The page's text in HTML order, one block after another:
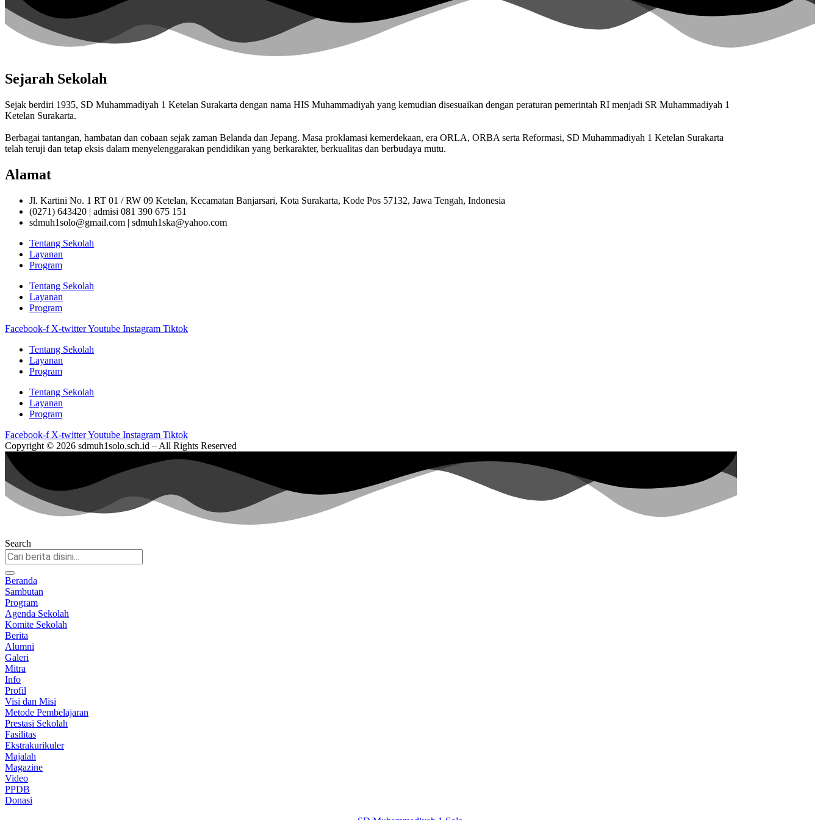
Sejarah Sekolah
Sejak berdiri 1935, SD Muhammadiyah 1 Ketelan Surakarta dengan nama HIS Muhammadiyah yang kemudian disesuaikan dengan peraturan pemerintah RI menjadi SR Muhammadiyah 1
Ketelan Surakarta.
Berbagai tantangan, hambatan dan cobaan sejak zaman Belanda dan Jepang. Masa proklamasi kemerdekaan, era ORLA, ORBA serta Reformasi, SD Muhammadiyah 1 Ketelan Surakarta
telah teruji dan tetap eksis dalam menyelenggarakan pendidikan yang berkarakter, berkualitas dan berbudaya mutu.
Alamat
Jl. Kartini No. 1 RT 01 / RW 09 Ketelan, Kecamatan Banjarsari, Kota Surakarta, Kode Pos 57132, Jawa Tengah, Indonesia
(0271) 643420 | admisi 081 390 675 151
sdmuh1solo@gmail.com | sdmuh1ska@yahoo.com
Tentang Sekolah
Layanan
Program
Tentang Sekolah
Layanan
Program
Facebook-f X-twitterYoutube Instagram Tiktok
Tentang Sekolah
Layanan
Program
Tentang Sekolah
Layanan
Program
Facebook-f X-twitterYoutube Instagram Tiktok
Copyright © 2026 sdmuh1solo.sch.id – All Rights Reserved
Search
Beranda
Sambutan
Program
Agenda Sekolah
Komite Sekolah
Berita
Alumni
Galeri
Mitra
Info
Profil
Visi dan Misi
Metode Pembelajaran
Prestasi Sekolah
Fasilitas
Ekstrakurikuler
Majalah
Magazine
Video
PPDB
Donasi